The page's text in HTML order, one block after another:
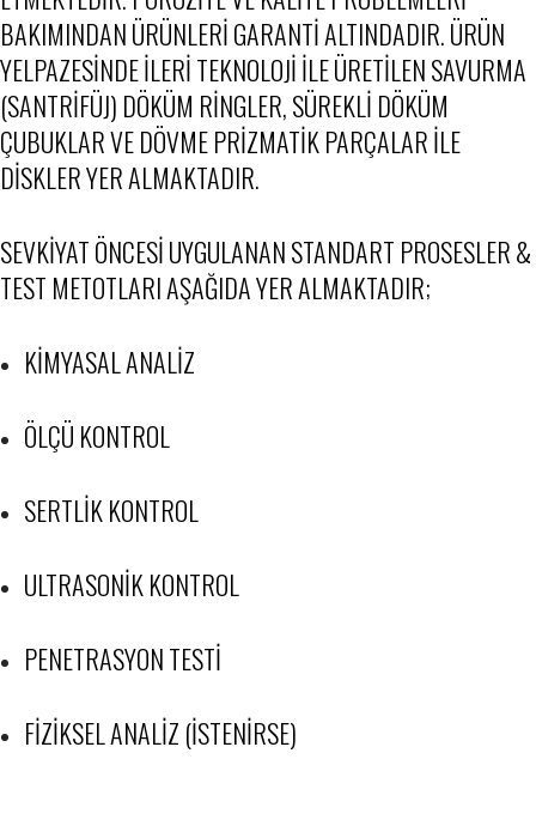
BAKIMINDAN ÜRÜNLERI GARANTI ALTINDADIR. ÜRÜN
YELPAZESINDE İLERI TEKNOLOJI ILE ÜRETILEN SAVURMA
(SANTRIFÜJ) DÖKÜM RINGLER, SÜREKLI DÖKÜM
ÇUBUKLAR VE DÖVME PRIZMATIK PARÇALAR ILE
DISKLER YER ALMAKTADIR.
SEVKIYAT ÖNCESI UYGULANAN STANDART PROSESLER &
TEST METOTLARI AŞAĞIDA YER ALMAKTADIR;
KIMYASAL ANALIZ
ÖLÇÜ KONTROL
SERTLIK KONTROL
ULTRASONIK KONTROL
PENETRASYON TESTI
FIZIKSEL ANALIZ (ISTENIRSE)